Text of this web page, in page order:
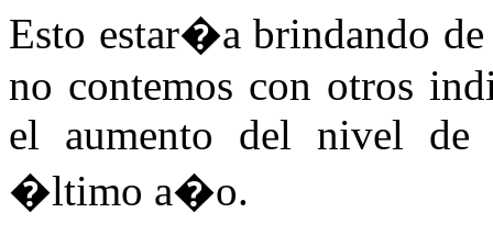
Esto estar�a brindando de
no contemos con otros
el aumento del nivel de
�ltimo a�o.